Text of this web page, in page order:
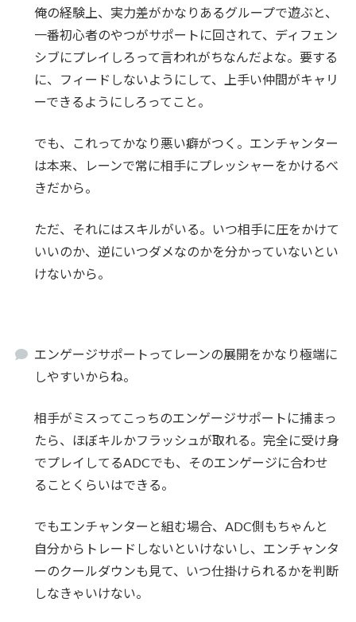
俺の経験上、実力差がかなりあるグループで遊ぶと、
一番初心者のやつがサポートに回されて、ディフェン
シブにプレイしろって言われがちなんだよな。要する
に、フィードしないようにして、上手い仲間がキャリ
ーできるようにしろってこと。
でも、これってかなり悪い癖がつく。エンチャンター
は本来、レーンで常に相手にプレッシャーをかけるべ
きだから。
ただ、それにはスキルがいる。いつ相手に圧をかけて
いいのか、逆にいつダメなのかを分かっていないとい
けないから。
エンゲージサポートってレーンの展開をかなり極端に
しやすいからね。
相手がミスってこっちのエンゲージサポートに捕まっ
たら、ほぼキルかフラッシュが取れる。完全に受け身
でプレイしてるADCでも、そのエンゲージに合わせ
ることくらいはできる。
でもエンチャンターと組む場合、ADC側もちゃんと
自分からトレードしないといけないし、エンチャンタ
ーのクールダウンも見て、いつ仕掛けられるかを判断
しなきゃいけない。